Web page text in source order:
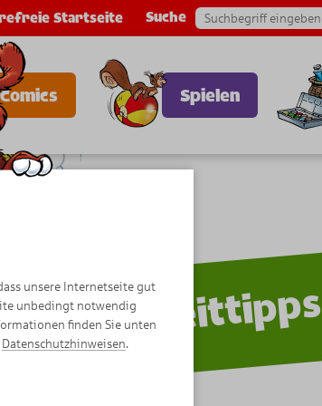
Startseite Suche
Comics Spielen
Freizeittipps
unsere Internetseite gut
unbedingt notwendig
finden Sie unten
Datenschutzhinweisen.